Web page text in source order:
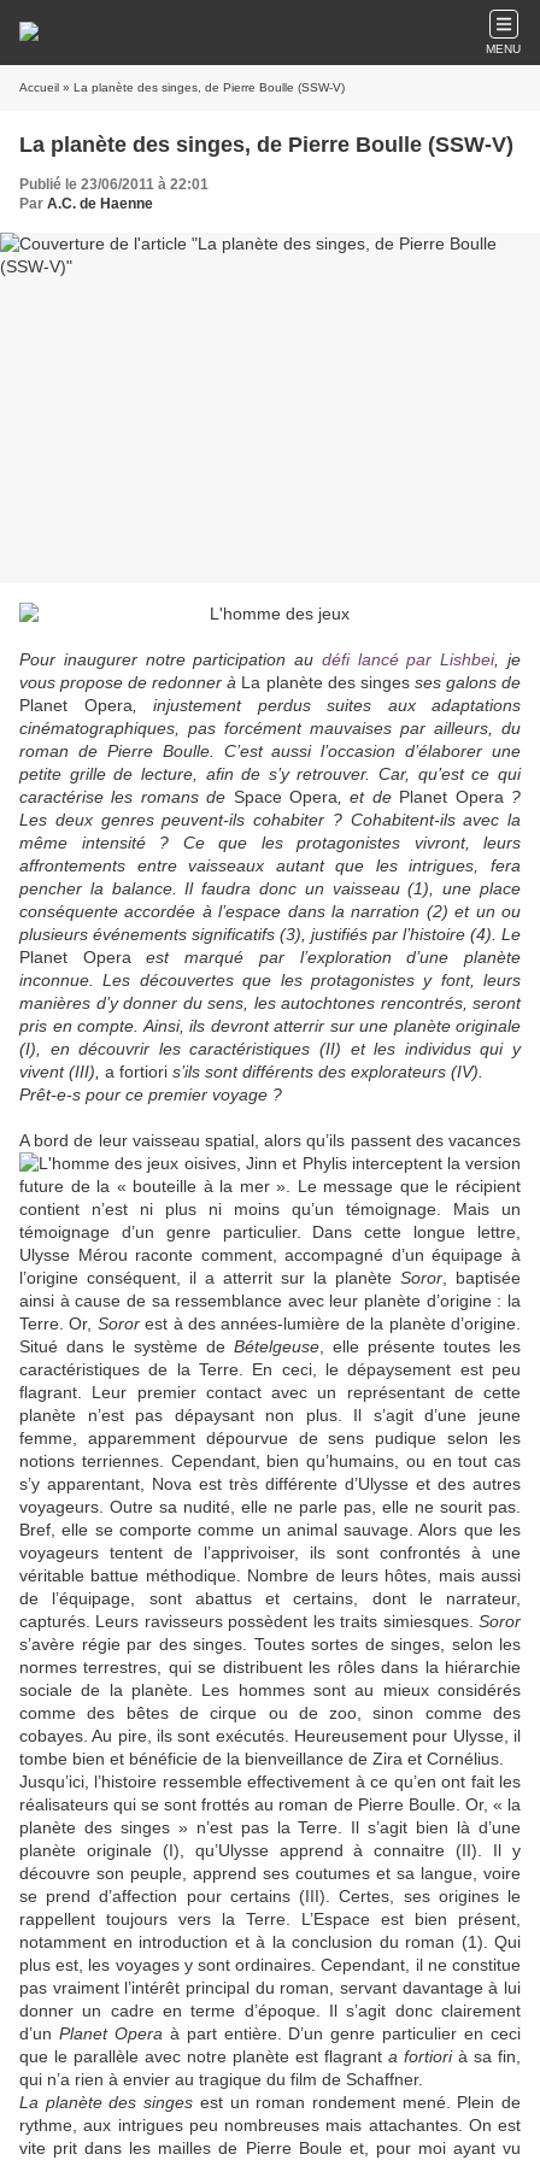
MENU
Accueil » La planète des singes, de Pierre Boulle (SSW-V)
La planète des singes, de Pierre Boulle (SSW-V)
Publié le 23/06/2011 à 22:01
Par A.C. de Haenne
Pour inaugurer notre participation au défi lancé par Lishbei, je
vous propose de redonner à La planète des singesses galons de
Planet Opera , injustement perdus suites aux adaptations
cinématographiques, pas forcément mauvaises par ailleurs, du
roman de Pierre Boulle. C’est aussi l’occasion d’élaborer une
petite grille de lecture, afin de s’y retrouver. Car, qu’est ce qui
caractérise les romans de Space Opera , et de Planet Opera ?
Les deux genres peuvent-ils cohabiter ? Cohabitent-ils avec la
même intensité ? Ce que les protagonistes vivront, leurs
affrontements entre vaisseaux autant que les intrigues, fera
pencher la balance. Il faudra donc un vaisseau (1), une place
conséquente accordée à l’espace dans la narration (2) et un ou
plusieurs événements significatifs (3), justifiés par l’histoire (4). Le
Planet Opera est marqué par l’exploration d’une planète
inconnue. Les découvertes que les protagonistes y font, leurs
manières d’y donner du sens, les autochtones rencontrés, seront
pris en compte. Ainsi, ils devront atterrir sur une planète originale
(I), en découvrir les caractéristiques (II) et les individus qui y
vivent (III), a fortiori s’ils sont différents des explorateurs (IV).
Prêt-e-s pour ce premier voyage ?
A bord de leur vaisseau spatial, alors qu’ils passent des vacances
oisives, Jinn et Phylis interceptent la version
future de la « bouteille à la mer ». Le message que le récipient
contient n’est ni plus ni moins qu’un témoignage. Mais un
témoignage d’un genre particulier. Dans cette longue lettre,
Ulysse Mérou raconte comment, accompagné d’un équipage à
l’origine conséquent, il a atterrit sur la planète Soror , baptisée
ainsi à cause de sa ressemblance avec leur planète d’origine : la
Terre. Or, Sororest à des années-lumière de la planète d’origine.
Situé dans le système de Bételgeuse , elle présente toutes les
caractéristiques de la Terre. En ceci, le dépaysement est peu
flagrant. Leur premier contact avec un représentant de cette
planète n’est pas dépaysant non plus. Il s’agit d’une jeune
femme, apparemment dépourvue de sens pudique selon les
notions terriennes. Cependant, bien qu’humains, ou en tout cas
s’y apparentant, Nova est très différente d’Ulysse et des autres
voyageurs. Outre sa nudité, elle ne parle pas, elle ne sourit pas.
Bref, elle se comporte comme un animal sauvage. Alors que les
voyageurs tentent de l’apprivoiser, ils sont confrontés à une
véritable battue méthodique. Nombre de leurs hôtes, mais aussi
de l’équipage, sont abattus et certains, dont le narrateur,
capturés. Leurs ravisseurs possèdent les traits simiesques. Soror
s’avère régie par des singes. Toutes sortes de singes, selon les
normes terrestres, qui se distribuent les rôles dans la hiérarchie
sociale de la planète. Les hommes sont au mieux considérés
comme des bêtes de cirque ou de zoo, sinon comme des
cobayes. Au pire, ils sont exécutés. Heureusement pour Ulysse, il
tombe bien et bénéficie de la bienveillance de Zira et Cornélius.
Jusqu’ici, l’histoire ressemble effectivement à ce qu’en ont fait les
réalisateurs qui se sont frottés au roman de Pierre Boulle. Or, « la
planète des singes » n’est pas la Terre. Il s’agit bien là d’une
planète originale (I), qu’Ulysse apprend à connaitre (II). Il y
découvre son peuple, apprend ses coutumes et sa langue, voire
se prend d’affection pour certains (III). Certes, ses origines le
rappellent toujours vers la Terre. L’Espace est bien présent,
notamment en introduction et à la conclusion du roman (1). Qui
plus est, les voyages y sont ordinaires. Cependant, il ne constitue
pas vraiment l’intérêt principal du roman, servant davantage à lui
donner un cadre en terme d’époque. Il s’agit donc clairement
d’un Planet Opera à part entière. D’un genre particulier en ceci
que le parallèle avec notre planète est flagrant a fortiori à sa fin,
qui n’a rien à envier au tragique du film de Schaffner.
La planète des singes est un roman rondement mené. Plein de
rythme, aux intrigues peu nombreuses mais attachantes. On est
vite prit dans les mailles de Pierre Boule et, pour moi ayant vu